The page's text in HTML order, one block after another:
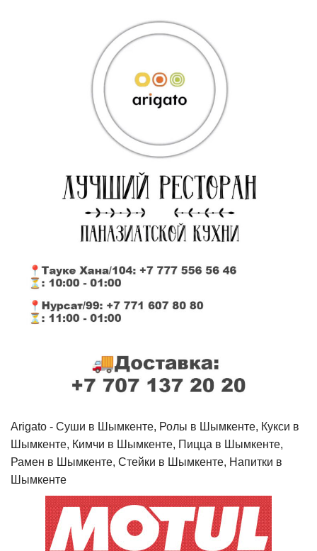
Arigato - Cуши в Шымкенте, Ролы в Шымкенте, Кукси в
Шымкенте, Кимчи в Шымкенте, Пицца в Шымкенте,
Рамен в Шымкенте, Стейки в Шымкенте, Напитки в
Шымкенте